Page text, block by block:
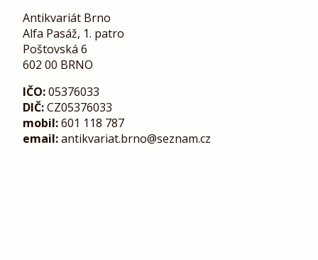
Antikvariát Brno
Alfa Pasáž, 1. patro
Poštovská 6
602 00 BRNO
IČO:05376033
DIČ:CZ05376033
mobil:601 118 787
email:antikvariat.brno@seznam.cz